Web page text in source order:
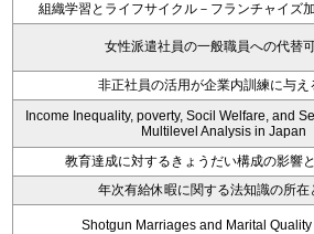
組織学習とライフサイクル－フランチャイズ
女性派遣社員の一般職員への代替
非正社員の活用が企業内訓練に与え
Income Inequality, poverty, Socil Welfare, and
Multilevel Analysis in Japan
教育達成に対するきょうだい構成の影響
年次有給休暇に関する法知識の所在
Shotgun Marriages and Marital